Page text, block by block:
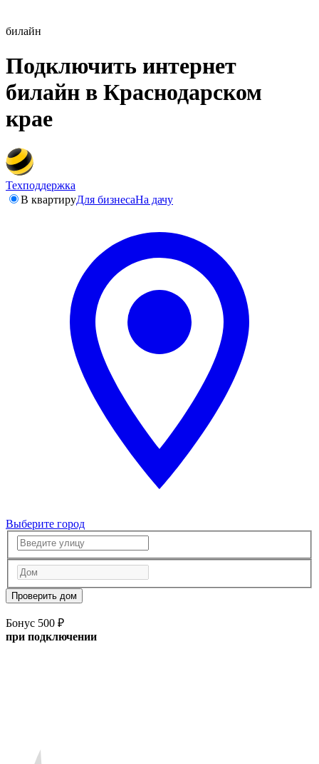
билайн
Подключить интернет
билайн в Краснодарском
крае
Техподдержка
В квартируДля бизнесаНа дачу
Выберите город
Проверить дом
Бонус 500 ₽
при подключении